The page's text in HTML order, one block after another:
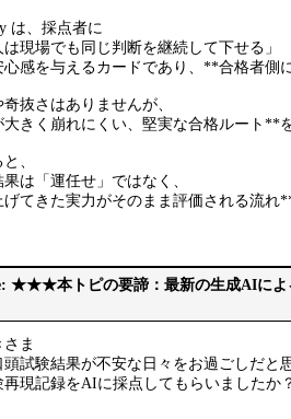
は、採点者に
は現場でも同じ判断を継続して下せる」
心感を与えるカードであり、**合格者側
抜さはありませんが、
きく崩れにくい、堅実な合格ルート**
、
は「運任せ」ではなく、
てきた実力がそのまま評価される流れ
★★★本トピの要諦：最新の生成AIによ
ま
頭試験結果が不安な日々をお過ごしだと
再現記録をAIに採点してもらいましたか